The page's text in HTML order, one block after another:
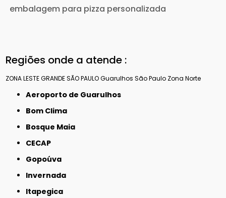
embalagem para pizza personalizada
Regiões onde a atende :
ZONA LESTEGRANDE SÃO PAULOGuarulhos São Paulo Zona Norte
Aeroporto de Guarulhos
Bom Clima
Bosque Maia
CECAP
Gopoúva
Invernada
Itapegica